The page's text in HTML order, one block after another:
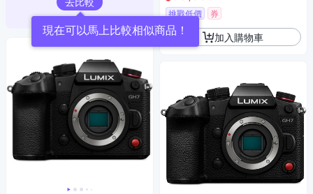
現在可以馬上比較相似商品！
挑戰低價 券
加入購物車